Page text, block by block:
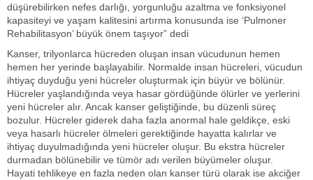
düşürebilirken nefes darlığı, yorgunluğu azaltma ve fonksiyonel
kapasiteyi ve yaşam kalitesini artırma konusunda ise ‘Pulmoner
Rehabilitasyon’ büyük önem taşıyor” dedi
Kanser, trilyonlarca hücreden oluşan insan vücudunun hemen
hemen her yerinde başlayabilir. Normalde insan hücreleri, vücudun
ihtiyaç duyduğu yeni hücreler oluşturmak için büyür ve bölünür.
Hücreler yaşlandığında veya hasar gördüğünde ölürler ve yerlerini
yeni hücreler alır. Ancak kanser geliştiğinde, bu düzenli süreç
bozulur. Hücreler giderek daha fazla anormal hale geldikçe, eski
veya hasarlı hücreler ölmeleri gerektiğinde hayatta kalırlar ve
ihtiyaç duyulmadığında yeni hücreler oluşur. Bu ekstra hücreler
durmadan bölünebilir ve tümör adı verilen büyümeler oluşur.
Hayati tehlikeye en fazla neden olan kanser türü olarak ise akciğer